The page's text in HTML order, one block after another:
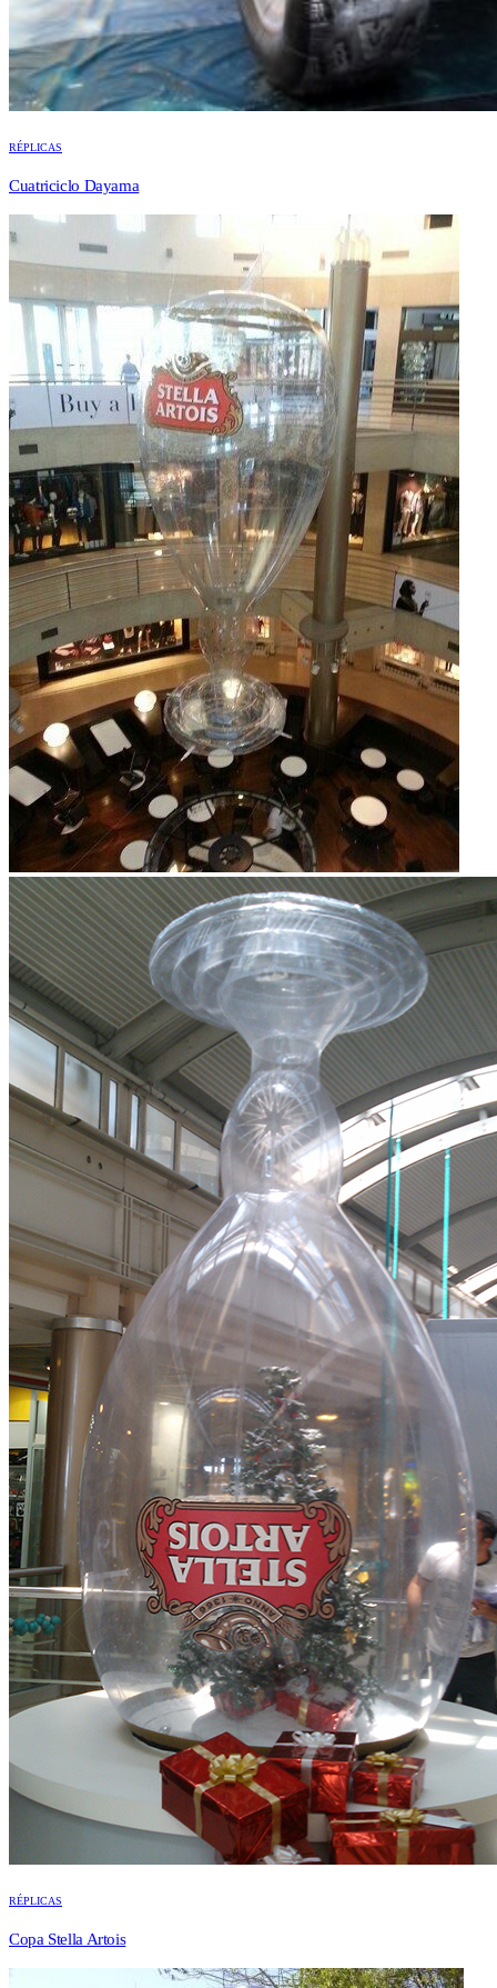
RÉPLICAS
Cuatriciclo Dayama
RÉPLICAS
Copa Stella Artois